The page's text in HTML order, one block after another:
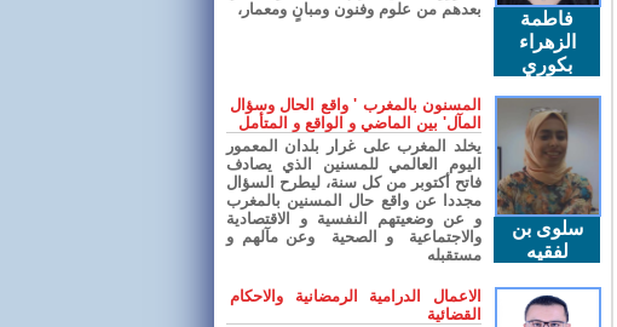
فاطمة
الزهراء
بكوري
بعدهم من علوم وفنون ومبانٍ ومعمار،
سلوى بن
لفقيه
المسنون بالمغرب ' واقع الحال وسؤال
المآل' بين الماضي و الواقع و المتأمل
يخلد المغرب على غرار بلدان المعمور
اليوم العالمي للمسنين الذي يصادف
فاتح أكتوبر من كل سنة، ليطرح السؤال
مجددا عن واقع حال المسنين بالمغرب
و عن وضعيتهم النفسية و الاقتصادية
والاجتماعية و الصحية وعن مآلهم و
مستقبله
الاعمال الدرامية الرمضانية والاحكام
القضائية